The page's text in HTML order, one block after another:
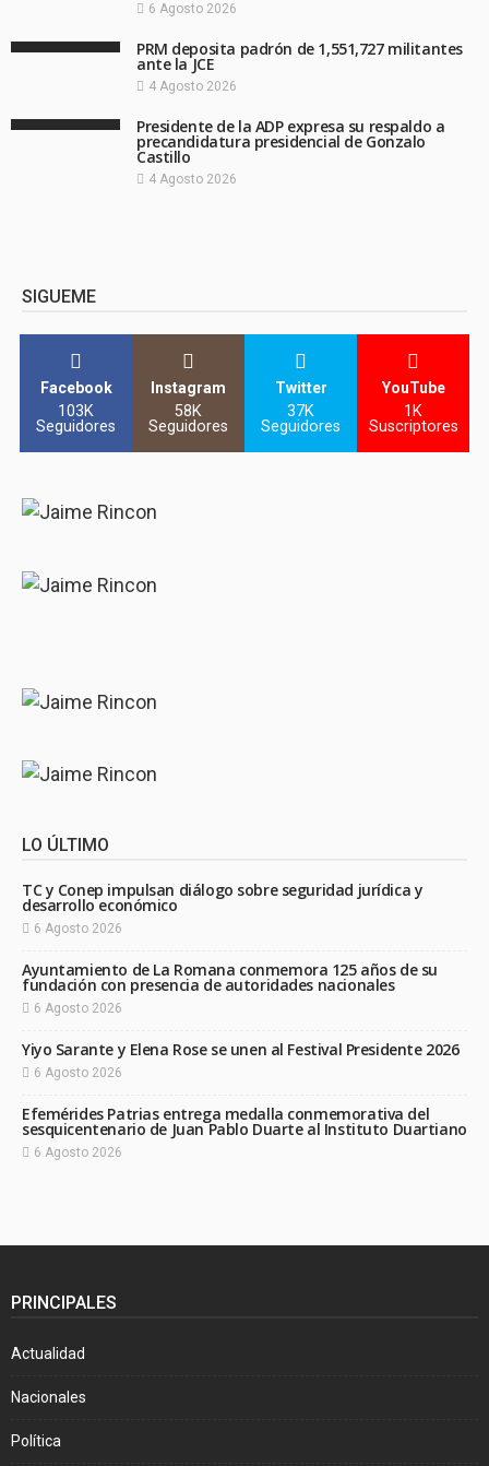
6 Agosto 2026
PRM deposita padrón de 1,551,727 militantes
ante la JCE
4 Agosto 2026
Presidente de la ADP expresa su respaldo a
precandidatura presidencial de Gonzalo
Castillo
4 Agosto 2026
SIGUEME
Facebook
103K
Seguidores
Instagram
58K
Seguidores
Twitter
37K
Seguidores
YouTube
1K
Suscriptores
LO ÚLTIMO
TC y Conep impulsan diálogo sobre seguridad jurídica y
desarrollo económico
6 Agosto 2026
Ayuntamiento de La Romana conmemora 125 años de su
fundación con presencia de autoridades nacionales
6 Agosto 2026
Yiyo Sarante y Elena Rose se unen al Festival Presidente 2026
6 Agosto 2026
Efemérides Patrias entrega medalla conmemorativa del
sesquicentenario de Juan Pablo Duarte al Instituto Duartiano
6 Agosto 2026
PRINCIPALES
Actualidad
Nacionales
Política